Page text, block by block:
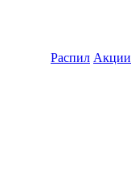
Распил Акции